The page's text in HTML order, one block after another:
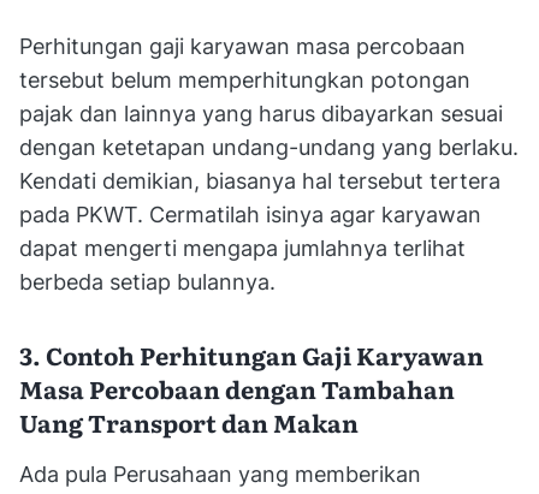
Perhitungan gaji karyawan masa percobaan
tersebut belum memperhitungkan potongan
pajak dan lainnya yang harus dibayarkan sesuai
dengan ketetapan undang-undang yang berlaku.
Kendati demikian, biasanya hal tersebut tertera
pada PKWT. Cermatilah isinya agar karyawan
dapat mengerti mengapa jumlahnya terlihat
berbeda setiap bulannya.
3. Contoh Perhitungan Gaji Karyawan
Masa Percobaan dengan Tambahan
Uang Transport dan Makan
Ada pula Perusahaan yang memberikan